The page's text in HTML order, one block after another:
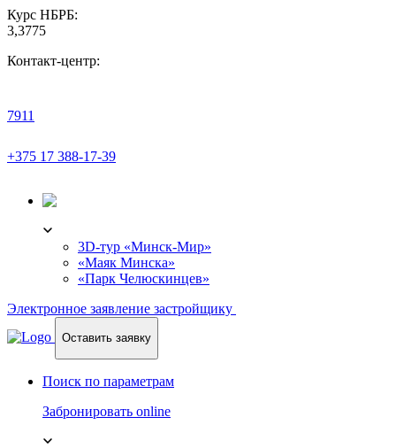
Курс НБРБ:
3,3775
Контакт-центр:
7911
+375 17 388-17-39
3D-тур «Минск-Мир»
«Маяк Минска»
«Парк Челюскинцев»
Электронное заявление застройщику
Оставить заявку
Поиск по параметрам
Забронировать online